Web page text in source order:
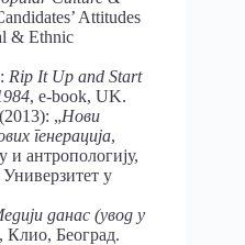
Attitudes
& Ethnic
Rip It Up and Start
, e-book, UK.
„Нови
генерација,
и антропологију,
у
данас (увод у
, Клио, Београд.